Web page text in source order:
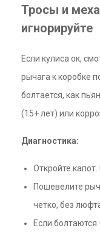
Тросы и
игнорируйте
Если кулиса ок,
рычага к коробке
болтается, как
(15+ лет) или
Диагностика:
Откройте
Пошевелите
четко, без
Если